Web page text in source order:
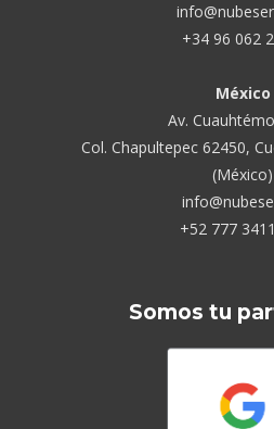
+34 96 062
México
Av.
Col. Chapultepec 62450,
(México)
+52 777
Somos tu